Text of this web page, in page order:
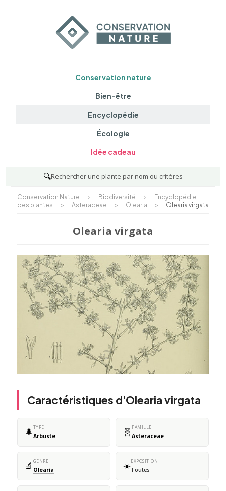
Conservation nature
Bien-être
Encyclopédie
Écologie
Idée cadeau
🔍Rechercher une plante par nom ou critères
Conservation Nature > Biodiversité >
Encyclopédie
des plantes
> Asteraceae > Olearia > Olearia virgata
Olearia virgata
Caractéristiques d'Olearia virgata
🌲 TYPE
Arbuste 🧬 FAMILLE
Asteraceae
🔬 GENRE
Olearia ☀️EXPOSITION
Toutes